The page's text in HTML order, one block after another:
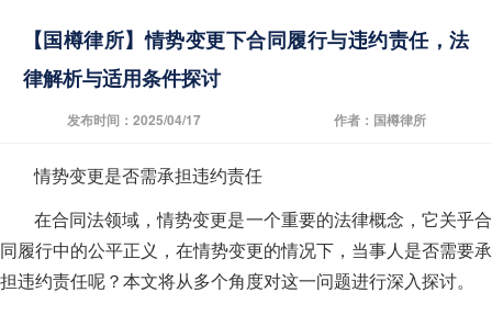
【国樽律所】情势变更下合同履行与违约责任，法
律解析与适用条件探讨
发布时间：2025/04/17 作者：国樽律所
情势变更是否需承担违约责任
在合同法领域，情势变更是一个重要的法律概念，它关乎合
同履行中的公平正义，在情势变更的情况下，当事人是否需要承
担违约责任呢？本文将从多个角度对这一问题进行深入探讨。